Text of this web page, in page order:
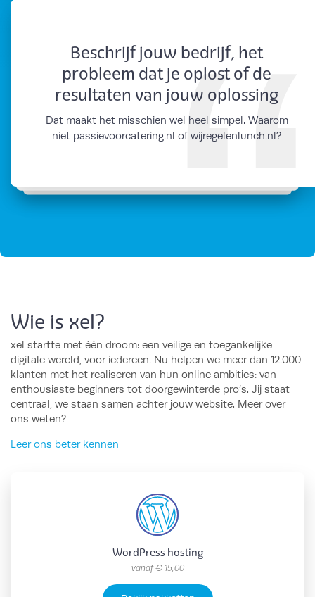
Beschrijf jouw bedrijf, het
probleem dat je oplost of de
resultaten van jouw oplossing
Dat maakt het misschien wel heel simpel. Waarom
niet passievoorcatering.nl of wijregelenlunch.nl?
Wie is xel?
xel startte met één droom: een veilige en toegankelijke
digitale wereld, voor iedereen. Nu helpen we meer dan 12.000
klanten met het realiseren van hun online ambities: van
enthousiaste beginners tot doorgewinterde pro’s. Jij staat
centraal, we staan samen achter jouw website. Meer over
ons weten?
Leer ons beter kennen
WordPress hosting
vanaf€ 15,00